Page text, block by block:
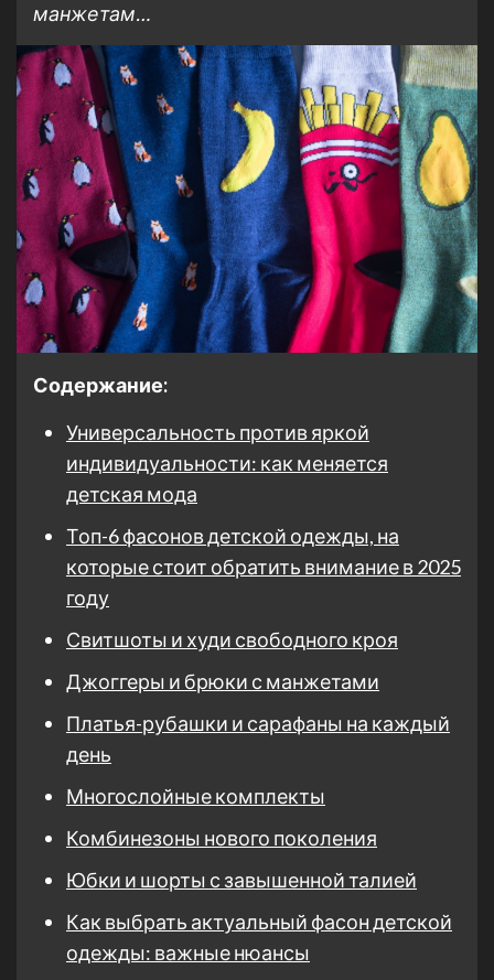
манжетам…
Содержание:
Универсальность против яркой
индивидуальности: как меняется
детская мода
Топ-6 фасонов детской одежды, на
которые стоит обратить внимание в 2025
году
Свитшоты и худи свободного кроя
Джоггеры и брюки с манжетами
Платья-рубашки и сарафаны на каждый
день
Многослойные комплекты
Комбинезоны нового поколения
Юбки и шорты с завышенной талией
Как выбрать актуальный фасон детской
одежды: важные нюансы